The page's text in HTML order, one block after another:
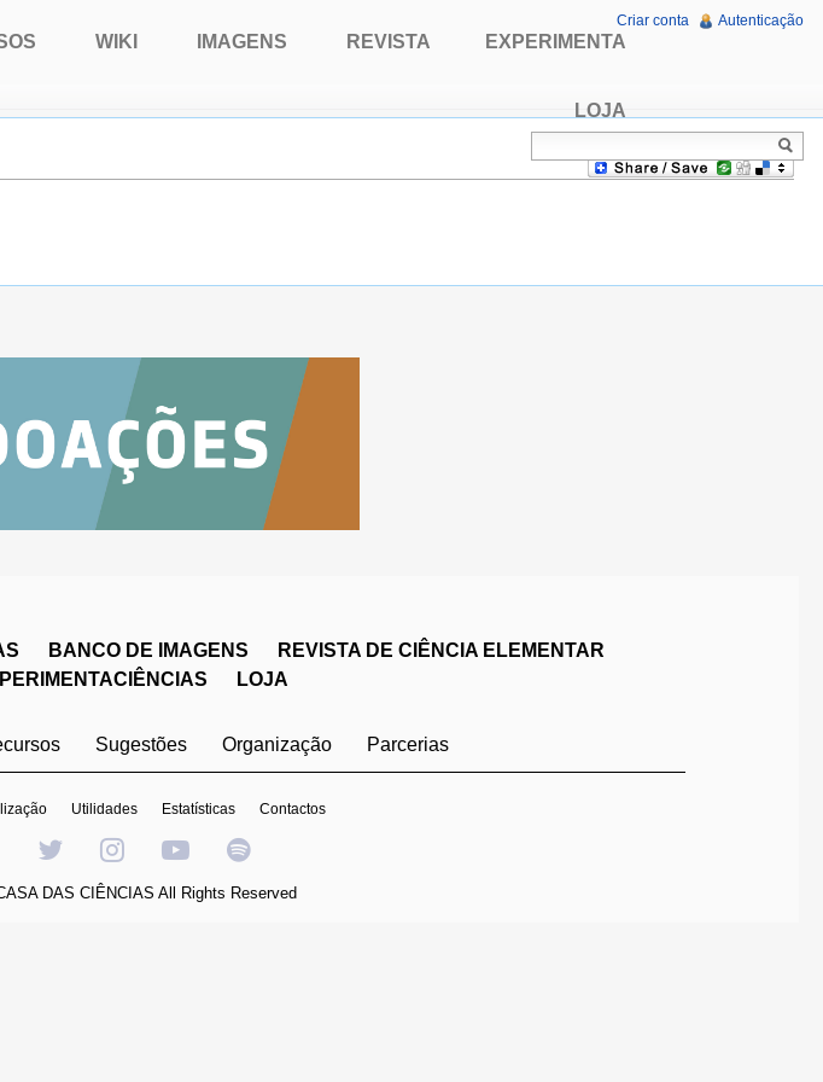
WIKI IMAGENS REVISTA EXPERIMENTA
LOJA
Criar conta Autenticação
BANCO DE IMAGENS
REVISTA DE CIÊNCIA ELEMENTAR
LOJA
Sugestões Organização Parcerias
Utilidades Estatísticas Contactos
DAS CIÊNCIAS All Rights Reserved